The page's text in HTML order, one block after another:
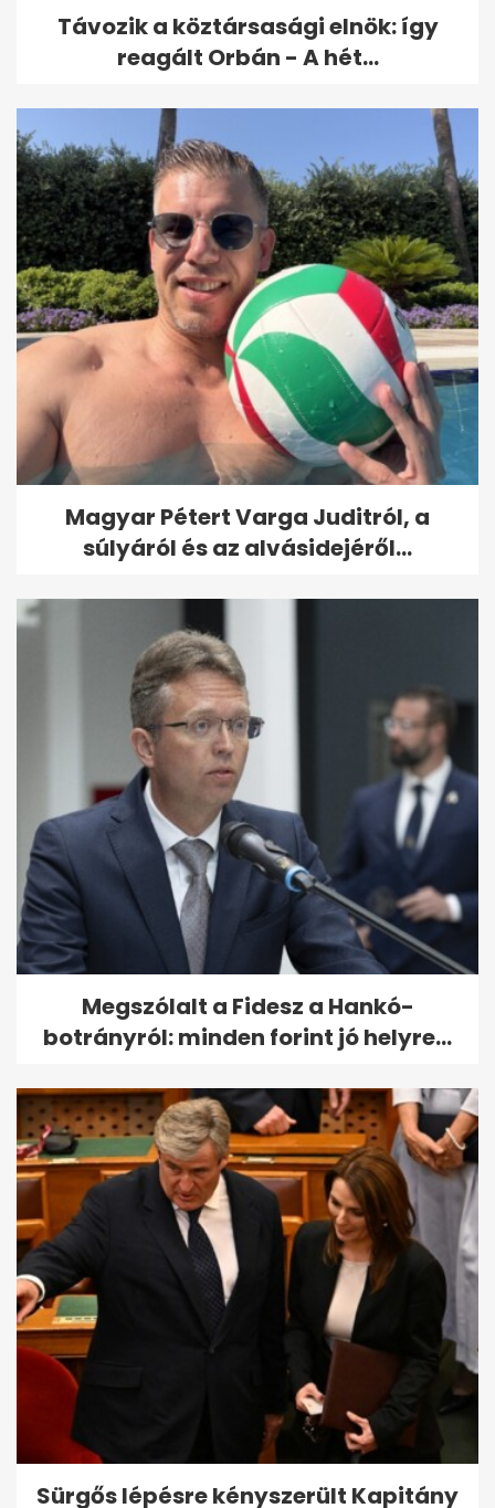
Távozik a köztársasági elnök: így
reagált Orbán - A hét...
Magyar Pétert Varga Juditról, a
súlyáról és az alvásidejéről...
Megszólalt a Fidesz a Hankó-
botrányról: minden forint jó helyre...
Sürgős lépésre kényszerült Kapitány